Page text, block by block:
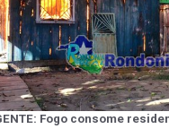
Fogo consome